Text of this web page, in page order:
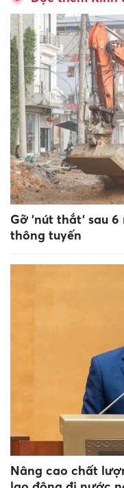
Gỡ 'nút thắt' sau 6
thông tuyến
Nâng cao chất